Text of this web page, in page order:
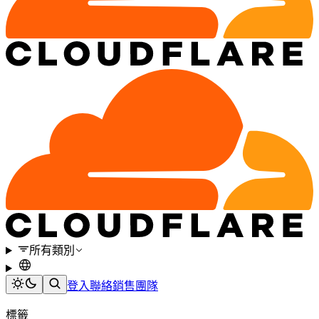
所有類別
登入聯絡銷售團隊
標籤